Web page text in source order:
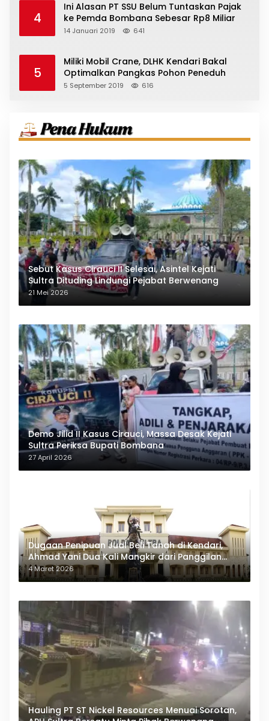
4
Ini Alasan PT SSU Belum Tuntaskan Pajak
ke Pemda Bombana Sebesar Rp8 Miliar
14 Januari 2019 641
5
Miliki Mobil Crane, DLHK Kendari Bakal
Optimalkan Pangkas Pohon Peneduh
5 September 2019 616
Sebut Kasus Cirauci II Selesai, Asintel Kejati
Sultra Dituding Lindungi Pejabat Berwenang
21 Mei 2026
Demo Jilid II Kasus Cirauci, Massa Desak Kejati
Sultra Periksa Bupati Bombana
27 April 2026
Dugaan Penipuan Jual Beli Tanah di Kendari,
Ahmad Yani Dua Kali Mangkir dari Panggilan
Polda Sultra
4 Maret 2026
Hauling PT ST Nickel Resources Menuai Sorotan,